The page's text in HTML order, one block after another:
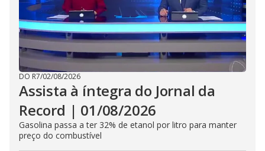
DO R7/02/08/2026
Assista à íntegra do Jornal da
Record | 01/08/2026
Gasolina passa a ter 32% de etanol por litro para manter
preço do combustível